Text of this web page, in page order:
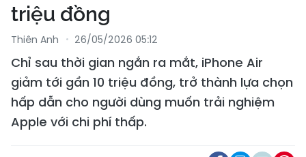
triệu đồng
Thiên Anh 26/05/2026 05:12
Chỉ sau thời gian ngắn ra mắt, iPhone Air
giảm tới gần 10 triệu đồng, trở thành lựa chọn
hấp dẫn cho người dùng muốn trải nghiệm
Apple với chi phí thấp.